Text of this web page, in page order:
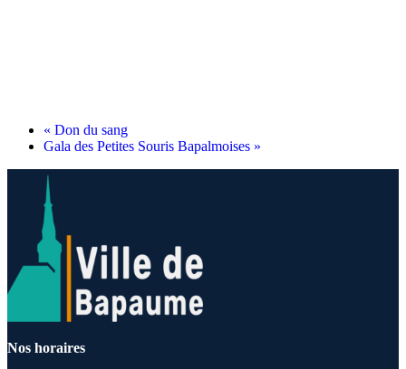
« Don du sang
Gala des Petites Souris Bapalmoises »
Nos horaires